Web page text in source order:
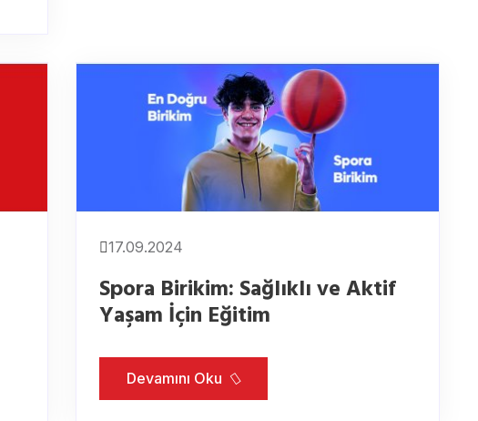
17.09.2024
Spora Birikim: Sağlıklı ve Aktif
Yaşam İçin Eğitim
Devamını Oku